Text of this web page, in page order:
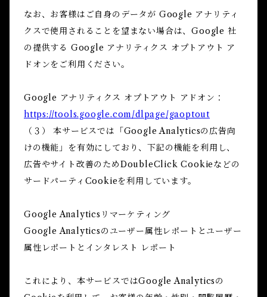
なお、お客様はご自身のデータが Google アナリティ
クスで使用されることを望まない場合は、Google 社
の提供する Google アナリティクス オプトアウト ア
ドオンをご利用ください。
Google アナリティクス オプトアウト アドオン：
https://tools.google.com/dlpage/gaoptout
（３） 本サービスでは「Google Analyticsの広告向
けの機能」を有効にしており、下記の機能を利用し、
広告やサイト改善のためDoubleClick Cookieなどの
サードパーティCookieを利用しています。
Google Analyticsリマーケティング
Google Analyticsのユーザー属性レポートとユーザー
属性レポートとインタレスト レポート
これにより、本サービスではGoogle Analyticsの